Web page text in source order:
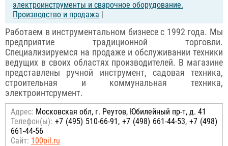
электроинструменты и сварочное оборудование.
Производство и продажа |
Работаем в инструментальном бизнесе с 1992 года. Мы
предприятие традиционной торговли.
Специализируемся на продаже и обслуживании техники
ведущих в своих областях производителей. В магазине
представлены ручной инструмент, садовая техника,
строительная и коммунальная техника,
электроинтсрумент.
Адрес: Московская обл, г. Реутов, Юбилейный пр-т, д. 41
Телефон(ы): +7 (495) 510-66-91, +7 (498) 661-44-53, +7 (498)
661-44-56
Сайт: 100pil.ru